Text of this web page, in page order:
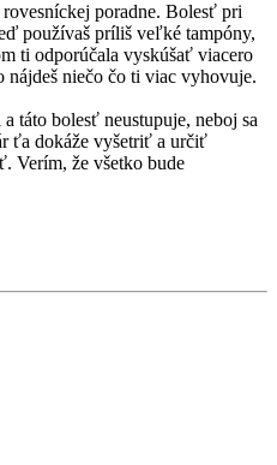
poradne. Bolesť pri
používaš príliš veľké tampóny,
ti odporúčala vyskúšať viacero
nájdeš niečo čo ti viac vyhovuje.
táto bolesť neustupuje, neboj sa
ťa dokáže vyšetriť a určiť
Verím, že všetko bude